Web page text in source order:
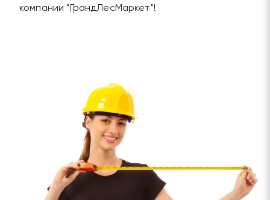
компании "ГрандЛесМаркет"!